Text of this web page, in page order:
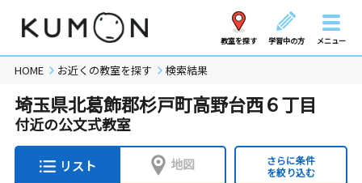
教室を探す 学習中の方 メニュー
HOME お近くの教室を探す 検索結果
埼玉県北葛飾郡杉戸町高野台西６丁目
付近の公文式教室
リスト 地図
さらに条件
を絞り込む